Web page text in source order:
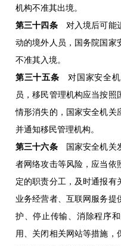
机构不准其出境。
第三十四条 对入境后可能
动的境外人员，国务院国家
不准其入境。
第三十五条 对国家安全机
员，移民管理机构应当按
情形消失的，国家安全机关
并通知移民管理机构。
第三十六条
国家安全机关
者网络攻击等风险，应当依
定的职责分工，及时通报有
业务经营者、互联网服务提
护、停止传输、消除程序
用、关闭相关网站等措施，